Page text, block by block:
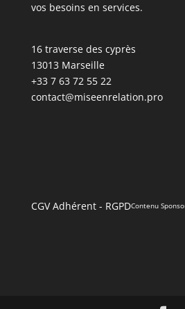
vos besoins en services.
16 traverse des cyprès
13013 Marseille
+33 7 63 72 55 22
contact@miseenrelation.pro
CGV Adhérent- RGPDContenu